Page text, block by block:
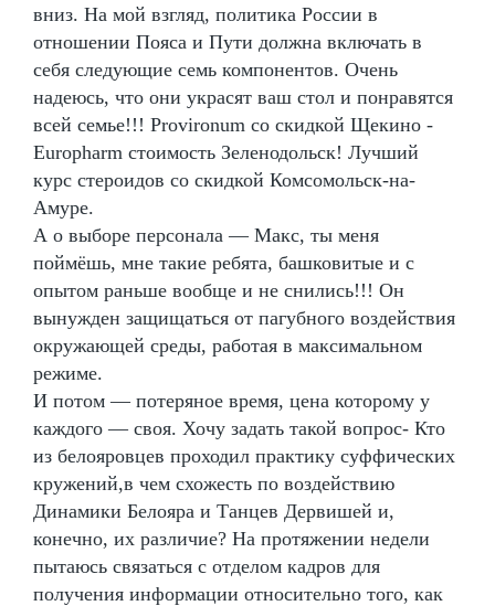
вниз. На мой взгляд, политика России в
отношении Пояса и Пути должна включать в
себя следующие семь компонентов. Очень
надеюсь, что они украсят ваш стол и понравятся
всей семье!!! Provironum со скидкой Щекино -
Europharm стоимость Зеленодольск! Лучший
курс стероидов со скидкой Комсомольск-на-
Амуре.
А о выборе персонала — Макс, ты меня
поймёшь, мне такие ребята, башковитые и с
опытом раньше вообще и не снились!!! Он
вынужден защищаться от пагубного воздействия
окружающей среды, работая в максимальном
режиме.
И потом — потеряное время, цена которому у
каждого — своя. Хочу задать такой вопрос- Кто
из белояровцев проходил практику суффических
кружений,в чем схожесть по воздействию
Динамики Белояра и Танцев Дервишей и,
конечно, их различие? На протяжении недели
пытаюсь связаться с отделом кадров для
получения информации относительно того, как